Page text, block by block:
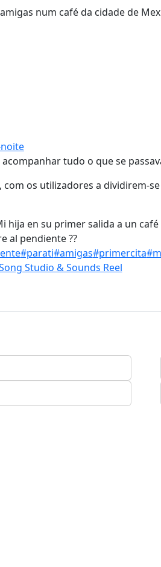
num café da cidade de
tudo o que se
os utilizadores a dividirem-
hija en su primer salida a un café
al pendiente ??
#parati#amigas#primercita
Studio & Sounds Reel